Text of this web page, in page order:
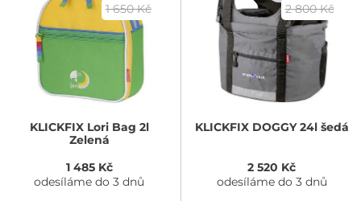
1 650 Kč
KLICKFIXLori Bag 2l
Zelená
1 485 Kč
odesíláme do 3 dnů
2 800 Kč
KLICKFIXDOGGY 24l šedá
2 520 Kč
odesíláme do 3 dnů